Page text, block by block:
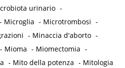
urinario -
- Microglia - Microtrombosi -
- Minaccia d'aborto -
- Mioma - Miomectomia -
- Mito della potenza - Mitologia